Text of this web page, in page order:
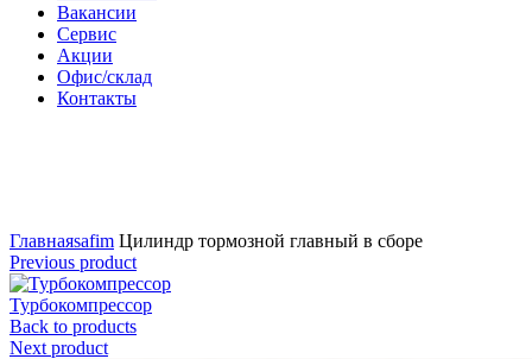
Вакансии
Сервис
Акции
Офис/склад
Контакты
Главнаяsafim Цилиндр тормозной главный в сборе
Previous product
Турбокомпрессор
Back to products
Next product